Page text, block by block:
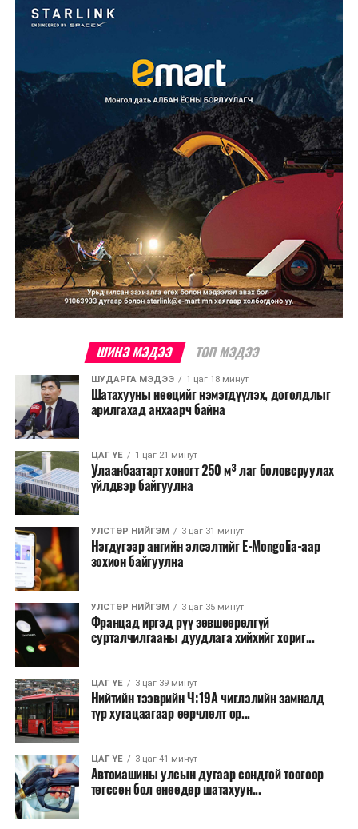
өдрүүдэд шатахуун авна.
түгээх станцуудаар үйлчлүүлнэ үү.
ШИНЭ МЭДЭЭ ТОП МЭДЭЭ
ШУДАРГА МЭДЭЭ 1 цаг 18 минут
Шатахууны нөөцийг нэмэгдүүлэх, доголдлыг
арилгахад анхаарч байна
ЦАГ ҮЕ 1 цаг 21 минут
Улаанбаатарт хоногт 250 м³ лаг боловсруулах
үйлдвэр байгуулна
УЛСТӨР НИЙГЭМ 3 цаг 31 минут
Нэгдүгээр ангийн элсэлтийг E-Mongolia-аар
зохион байгуулна
УЛСТӨР НИЙГЭМ 3 цаг 35 минут
Францад иргэд рүү зөвшөөрөлгүй
сурталчилгааны дуудлага хийхийг хориг...
ЦАГ ҮЕ 3 цаг 39 минут
Нийтийн тээврийн Ч:19А чиглэлийн замналд
түр хугацаагаар өөрчлөлт ор...
ЦАГ ҮЕ 3 цаг 41 минут
Автомашины улсын дугаар сондгой тоогоор
төгссөн бол өнөөдөр шатахуун...